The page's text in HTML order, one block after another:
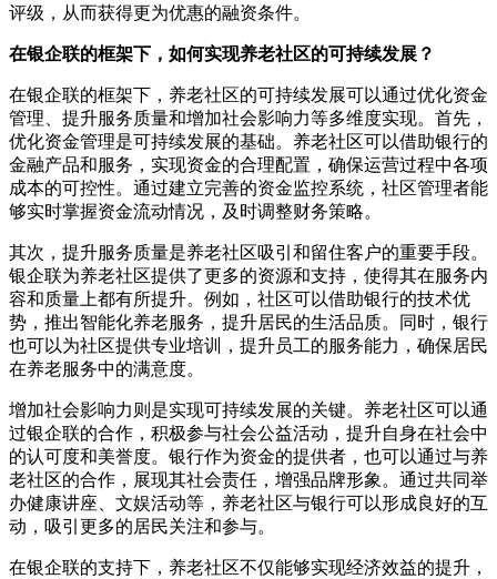
评级，从而获得更为优惠的融资条件。
在银企联的框架下，如何实现养老社区的可持续发展？
在银企联的框架下，养老社区的可持续发展可以通过优化资金
管理、提升服务质量和增加社会影响力等多维度实现。首先，
优化资金管理是可持续发展的基础。养老社区可以借助银行的
金融产品和服务，实现资金的合理配置，确保运营过程中各项
成本的可控性。通过建立完善的资金监控系统，社区管理者能
够实时掌握资金流动情况，及时调整财务策略。
其次，提升服务质量是养老社区吸引和留住客户的重要手段。
银企联为养老社区提供了更多的资源和支持，使得其在服务内
容和质量上都有所提升。例如，社区可以借助银行的技术优
势，推出智能化养老服务，提升居民的生活品质。同时，银行
也可以为社区提供专业培训，提升员工的服务能力，确保居民
在养老服务中的满意度。
增加社会影响力则是实现可持续发展的关键。养老社区可以通
过银企联的合作，积极参与社会公益活动，提升自身在社会中
的认可度和美誉度。银行作为资金的提供者，也可以通过与养
老社区的合作，展现其社会责任，增强品牌形象。通过共同举
办健康讲座、文娱活动等，养老社区与银行可以形成良好的互
动，吸引更多的居民关注和参与。
在银企联的支持下，养老社区不仅能够实现经济效益的提升，